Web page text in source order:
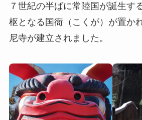
７世紀の半ばに常陸国が誕生す
枢となる国衙（こくが）が置か
尼寺が建立されました。